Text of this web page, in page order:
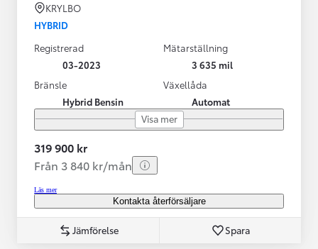
KRYLBO
HYBRID
Registrerad
03-2023
Mätarställning
3 635 mil
Bränsle
Hybrid Bensin
Växellåda
Automat
Visa mer
319 900 kr
Från 3 840 kr/mån
Läs mer
Kontakta återförsäljare
Jämförelse Spara